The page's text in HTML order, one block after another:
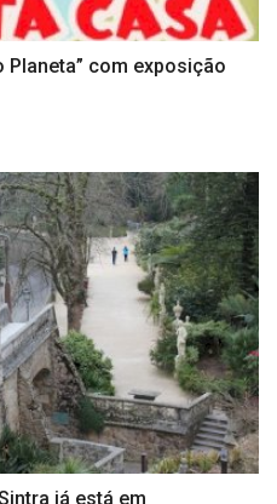
Planeta” com exposição
já está em